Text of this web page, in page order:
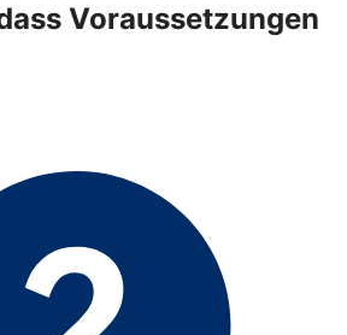
Voraussetzungen